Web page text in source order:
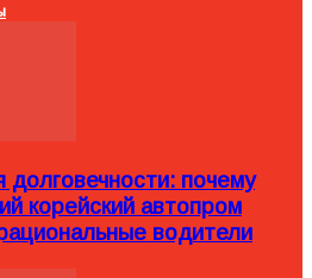
почему
корейский автопром
водители